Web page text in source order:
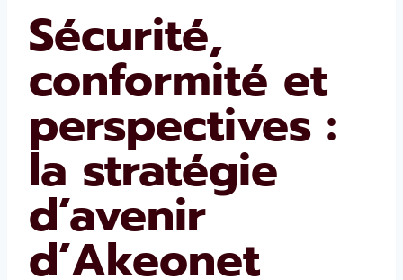
Sécurité,
conformité et
perspectives :
la stratégie
d’avenir
d’Akeonet